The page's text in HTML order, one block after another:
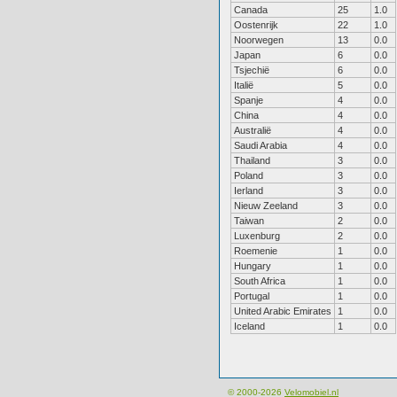
Canada
25
1.0
Oostenrijk
22
1.0
Noorwegen
13
0.0
Japan
6
0.0
Tsjechië
6
0.0
Italië
5
0.0
Spanje
4
0.0
China
4
0.0
Australië
4
0.0
Saudi Arabia
4
0.0
Thailand
3
0.0
Poland
3
0.0
Ierland
3
0.0
Nieuw Zeeland
3
0.0
Taiwan
2
0.0
Luxenburg
2
0.0
Roemenie
1
0.0
Hungary
1
0.0
South Africa
1
0.0
Portugal
1
0.0
United Arabic Emirates
1
0.0
Iceland
1 0.0
© 2000-2026 Velomobiel.nl